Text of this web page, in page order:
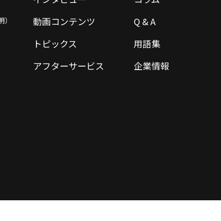
動画コンテンツ
トピックス
アフターサービス
Q & A
用語集
企業情報